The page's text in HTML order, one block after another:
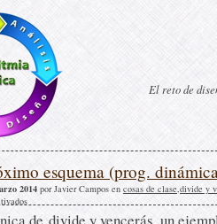
El reto de
esquema (prog.
2014 por Javier Campos en cosas de clase,divide y